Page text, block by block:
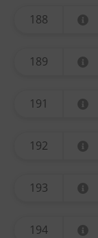
188
189
191
192
193
194